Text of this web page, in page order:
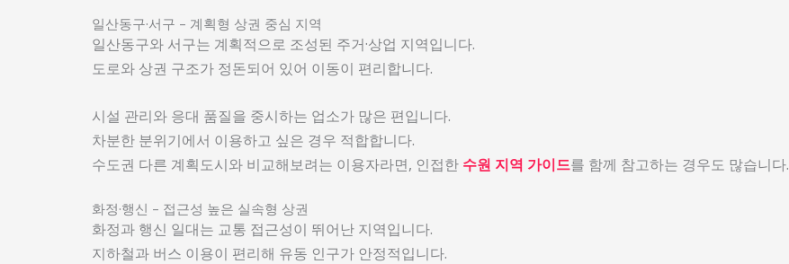
일산동구·서구 – 계획형 상권 중심 지역
일산동구와 서구는 계획적으로 조성된 주거·상업 지역입니다.
도로와 상권 구조가 정돈되어 있어 이동이 편리합니다.
시설 관리와 응대 품질을 중시하는 업소가 많은 편입니다.
차분한 분위기에서 이용하고 싶은 경우 적합합니다.
수도권 다른 계획도시와 비교해보려는 이용자라면, 인접한 수원 지역 가이드를 함께 참고하는 경우도 많습니다.
화정·행신 – 접근성 높은 실속형 상권
화정과 행신 일대는 교통 접근성이 뛰어난 지역입니다.
지하철과 버스 이용이 편리해 유동 인구가 안정적입니다.